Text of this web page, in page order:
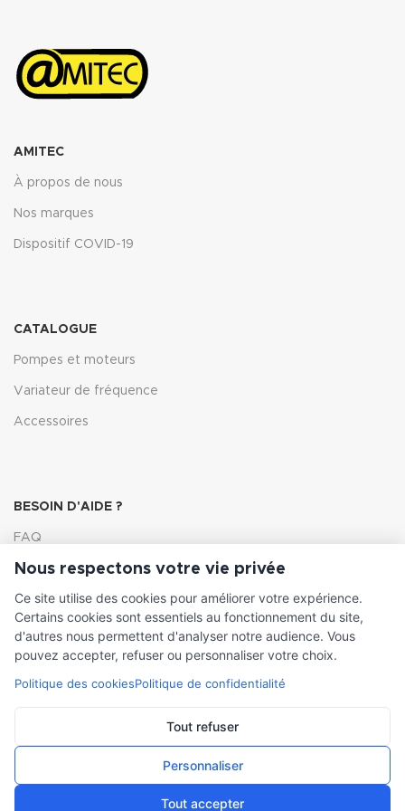
Propriétés transmise pour
l’épaisseur 2mm.
Télécharger la fiche technique
AMITEC
À propos de nous
Nos marques
Dispositif COVID-19
CATALOGUE
Pompes et moteurs
Variateur de fréquence
Accessoires
BESOIN D'AIDE ?
FAQ
Lexique
Comment choisir ma pompe
INFORMATIONS LÉGALES
Mentions légales
Nous respectons votre vie privée
Ce site utilise des cookies pour améliorer votre expérience.
Certains cookies sont essentiels au fonctionnement du site,
d'autres nous permettent d'analyser notre audience. Vous
pouvez accepter, refuser ou personnaliser votre choix.
Politique des cookiesPolitique de confidentialité
Tout refuser
Personnaliser
Tout accepter